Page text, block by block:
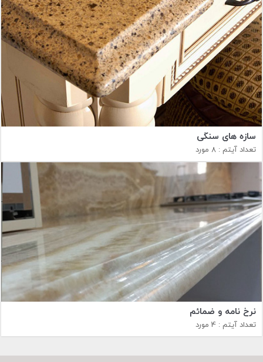
سازه هاي سنگی
تعداد آیتم : 8 مورد
نرخ نامه و ضمائم
تعداد آیتم : 4 مورد